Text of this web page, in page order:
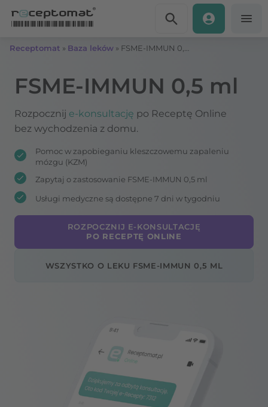
Receptomat » Baza leków »
FSME-IMMUN 0,5 ml
Rozpocznij e-konsultację po Receptę Online
bez wychodzenia z domu.
Pomoc w zapobieganiu kleszczowemu zapaleniu
mózgu (KZM)
Zapytaj o zastosowanie FSME-IMMUN 0,5 ml
Usługi medyczne są dostępne 7 dni w tygodniu
ROZPOCZNIJ E-KONSULTACJĘ
PO RECEPTĘ ONLINE
WSZYSTKO O LEKU FSME-IMMUN 0,5 ML